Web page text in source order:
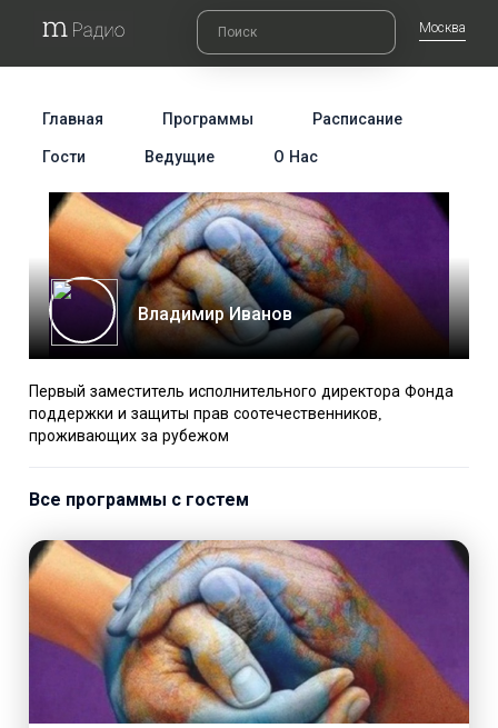
Москва
Главная Программы Расписание
Гости Ведущие О Нас
Владимир Иванов
Первый заместитель исполнительного директора Фонда
поддержки и защиты прав соотечественников,
проживающих за рубежом
Все программы с гостем